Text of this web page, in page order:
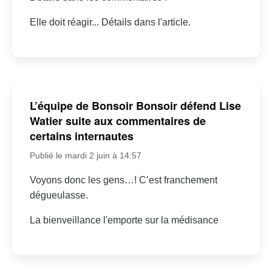
Elle doit réagir... Détails dans l'article.
L’équipe de Bonsoir Bonsoir défend Lise
Watier suite aux commentaires de
certains internautes
Publié le mardi 2 juin à 14:57
Voyons donc les gens…! C’est franchement
dégueulasse.
La bienveillance l'emporte sur la médisance